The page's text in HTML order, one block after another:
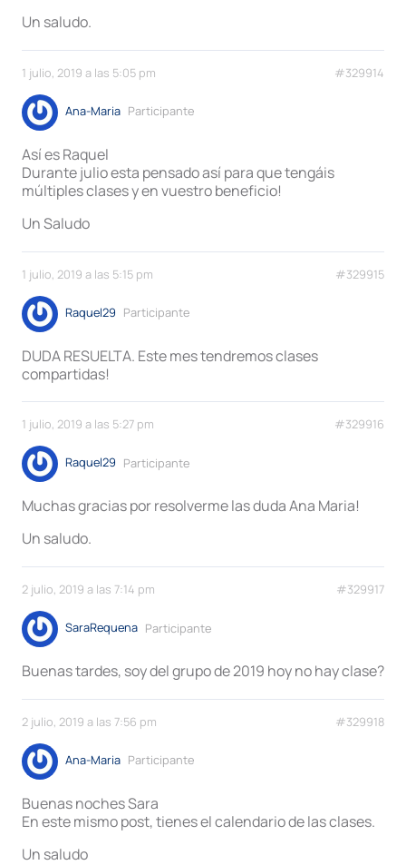
Un saludo.
1 julio, 2019 a las 5:05 pm #329914
Ana-Maria Participante
Así es Raquel
Durante julio esta pensado así para que tengáis
múltiples clases y en vuestro beneficio!
Un Saludo
1 julio, 2019 a las 5:15 pm #329915
Raquel29 Participante
DUDA RESUELTA. Este mes tendremos clases
compartidas!
1 julio, 2019 a las 5:27 pm #329916
Raquel29 Participante
Muchas gracias por resolverme las duda Ana Maria!
Un saludo.
2 julio, 2019 a las 7:14 pm #329917
SaraRequena Participante
Buenas tardes, soy del grupo de 2019 hoy no hay clase?
2 julio, 2019 a las 7:56 pm #329918
Ana-Maria Participante
Buenas noches Sara
En este mismo post, tienes el calendario de las clases.
Un saludo